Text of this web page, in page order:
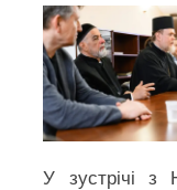
У зустрічі з